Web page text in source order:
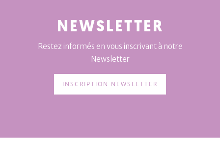
NEWSLETTER
Restez informés en vous inscrivant à notre
Newsletter
INSCRIPTION NEWSLETTER